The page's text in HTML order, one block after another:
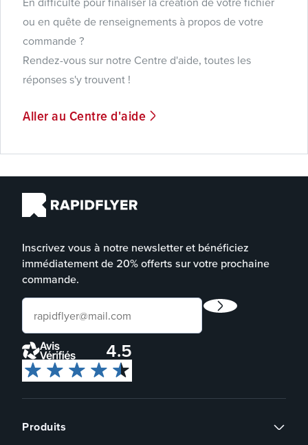
ou en quête de renseignements à propos de votre
commande ?
Rendez-vous sur notre Centre d'aide, toutes les
réponses s'y trouvent !
Aller au Centre d'aide
Inscrivez vous à notre newsletter et bénéficiez
immédiatement de 20% offerts sur votre prochaine
commande.
4.5
Produits